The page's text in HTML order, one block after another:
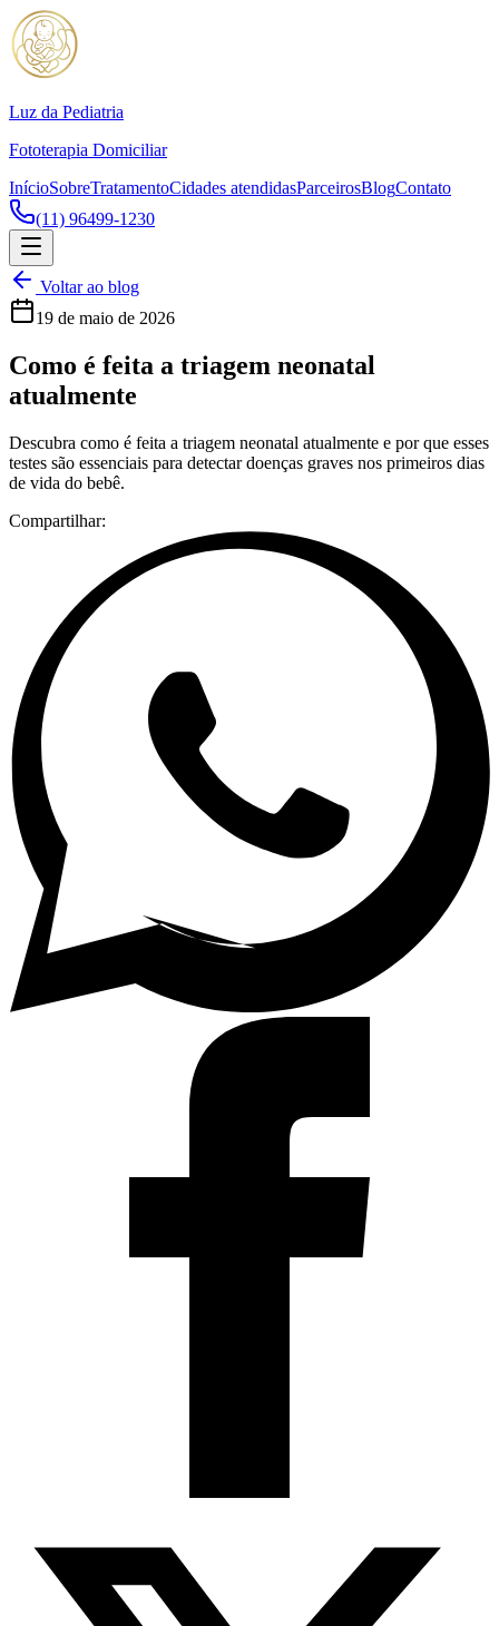
Luz da Pediatria
Fototerapia Domiciliar
InícioSobreTratamentoCidades atendidasParceirosBlogContato
(11) 96499-1230
Voltar ao blog
19 de maio de 2026
Como é feita a triagem neonatal
atualmente
Descubra como é feita a triagem neonatal atualmente e por que esses
testes são essenciais para detectar doenças graves nos primeiros dias
de vida do bebê.
Compartilhar: